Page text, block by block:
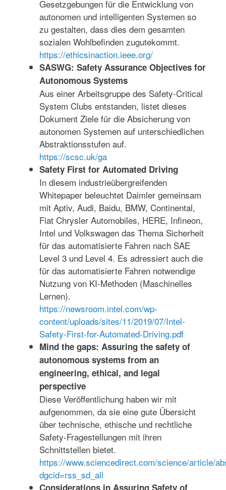
Gesetzgebungen für die Entwicklung von
autonomen und intelligenten Systemen so
zu gestalten, dass dies dem gesamten
sozialen Wohlbefinden zugutekommt.
https://ethicsinaction.ieee.org/
SASWG: Safety Assurance Objectives for
Autonomous Systems
Aus einer Arbeitsgruppe des Safety-Critical
System Clubs entstanden, listet dieses
Dokument Ziele für die Absicherung von
autonomen Systemen auf unterschiedlichen
Abstraktionsstufen auf.
https://scsc.uk/ga
Safety First for Automated Driving
In diesem industrieübergreifenden
Whitepaper beleuchtet Daimler gemeinsam
mit Aptiv, Audi, Baidu, BMW, Continental,
Fiat Chrysler Automobiles, HERE, Infineon,
Intel und Volkswagen das Thema Sicherheit
für das automatisierte Fahren nach SAE
Level 3 und Level 4. Es adressiert auch die
für das automatisierte Fahren notwendige
Nutzung von KI-Methoden (Maschinelles
Lernen).
https://newsroom.intel.com/wp-
content/uploads/sites/11/2019/07/Intel-
Safety-First-for-Automated-Driving.pdf
Mind the gaps: Assuring the safety of
autonomous systems from an
engineering, ethical, and legal
perspective
Diese Veröffentlichung haben wir mit
aufgenommen, da sie eine gute Übersicht
über technische, ethische und rechtliche
Safety-Fragestellungen mit ihren
Schnittstellen bietet.
https://www.sciencedirect.com/science/article/
dgcid=rss_sd_all
Considerations in Assuring Safety of